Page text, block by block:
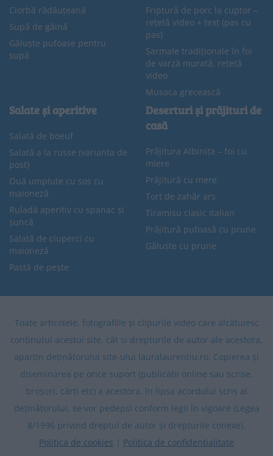
Ciorbă rădăuțeană
Supă de găină
Găluște pufoase pentru
supă
Friptură de porc la cuptor –
rețetă video + text (pas cu
pas)
Sarmale tradiționale în foi
de varză murată, rețetă
video
Musaca grecească
Salate și aperitive
Salată de boeuf
Salată a la russe (varianta de
post)
Ouă umplute cu sos cu
maioneză
Ruladă aperitiv cu spanac și
șuncă
Salată de ciuperci cu
maioneză
Pastă de pește
Deserturi și prăjituri de
casă
Prăjitura Albinița – foi cu
miere
Prăjitură cu mere
Tort de zahăr ars
Tiramisu clasic italian
Prăjitură pufoasă cu prune
Găluște cu prune
Toate articolele, fotografiile și clipurile video care alcătuiesc
conținutul acestui site, cât și drepturile de autor ale acestora,
aparțin deținătorului site-ului lauralaurentiu.ro. Copierea și
diseminarea pe orice suport (publicații online sau scrise,
broșuri, cărți etc) a acestora, în lipsa acordului scris al
deținătorului, se vor pedepsi conform legii în vigoare (Legea
8/1996 privind dreptul de autor și drepturile conexe).
Politica de cookies | Politica de confidentialitate